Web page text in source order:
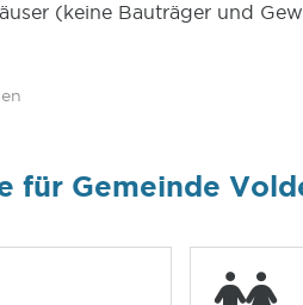
(keine Bauträger und
für Gemeinde